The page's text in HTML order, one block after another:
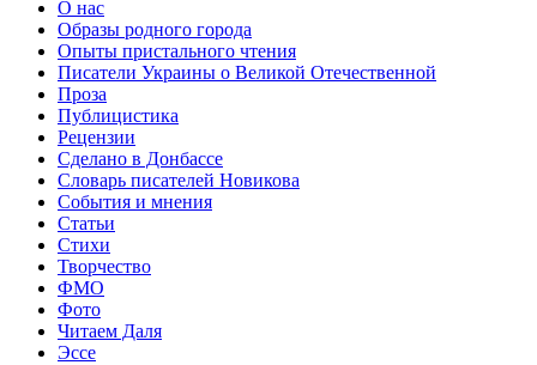
О нас
Образы родного города
Опыты пристального чтения
Писатели Украины о Великой Отечественной
Проза
Публицистика
Рецензии
Сделано в Донбассе
Словарь писателей Новикова
События и мнения
Статьи
Стихи
Творчество
ФМО
Фото
Читаем Даля
Эссе